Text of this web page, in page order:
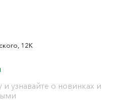
12К
узнавайте о новинках и